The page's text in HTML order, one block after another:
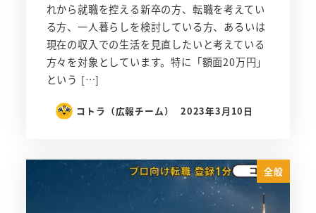
れから就職を控える新卒の方、転職を考えてい
る方、一人暮らしを検討している方、あるいは
現在の収入での生活を見直したいと考えている
方々を対象としています。特に「額面20万円」
という […]
コトラ（広報チーム） 2023年3月10日
全般